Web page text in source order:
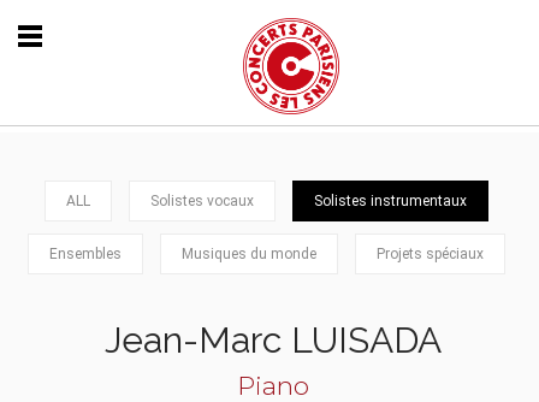
ALL Solistes vocaux Solistes instrumentaux
Ensembles Musiques du monde Projets spéciaux
Jean-Marc LUISADA
Piano